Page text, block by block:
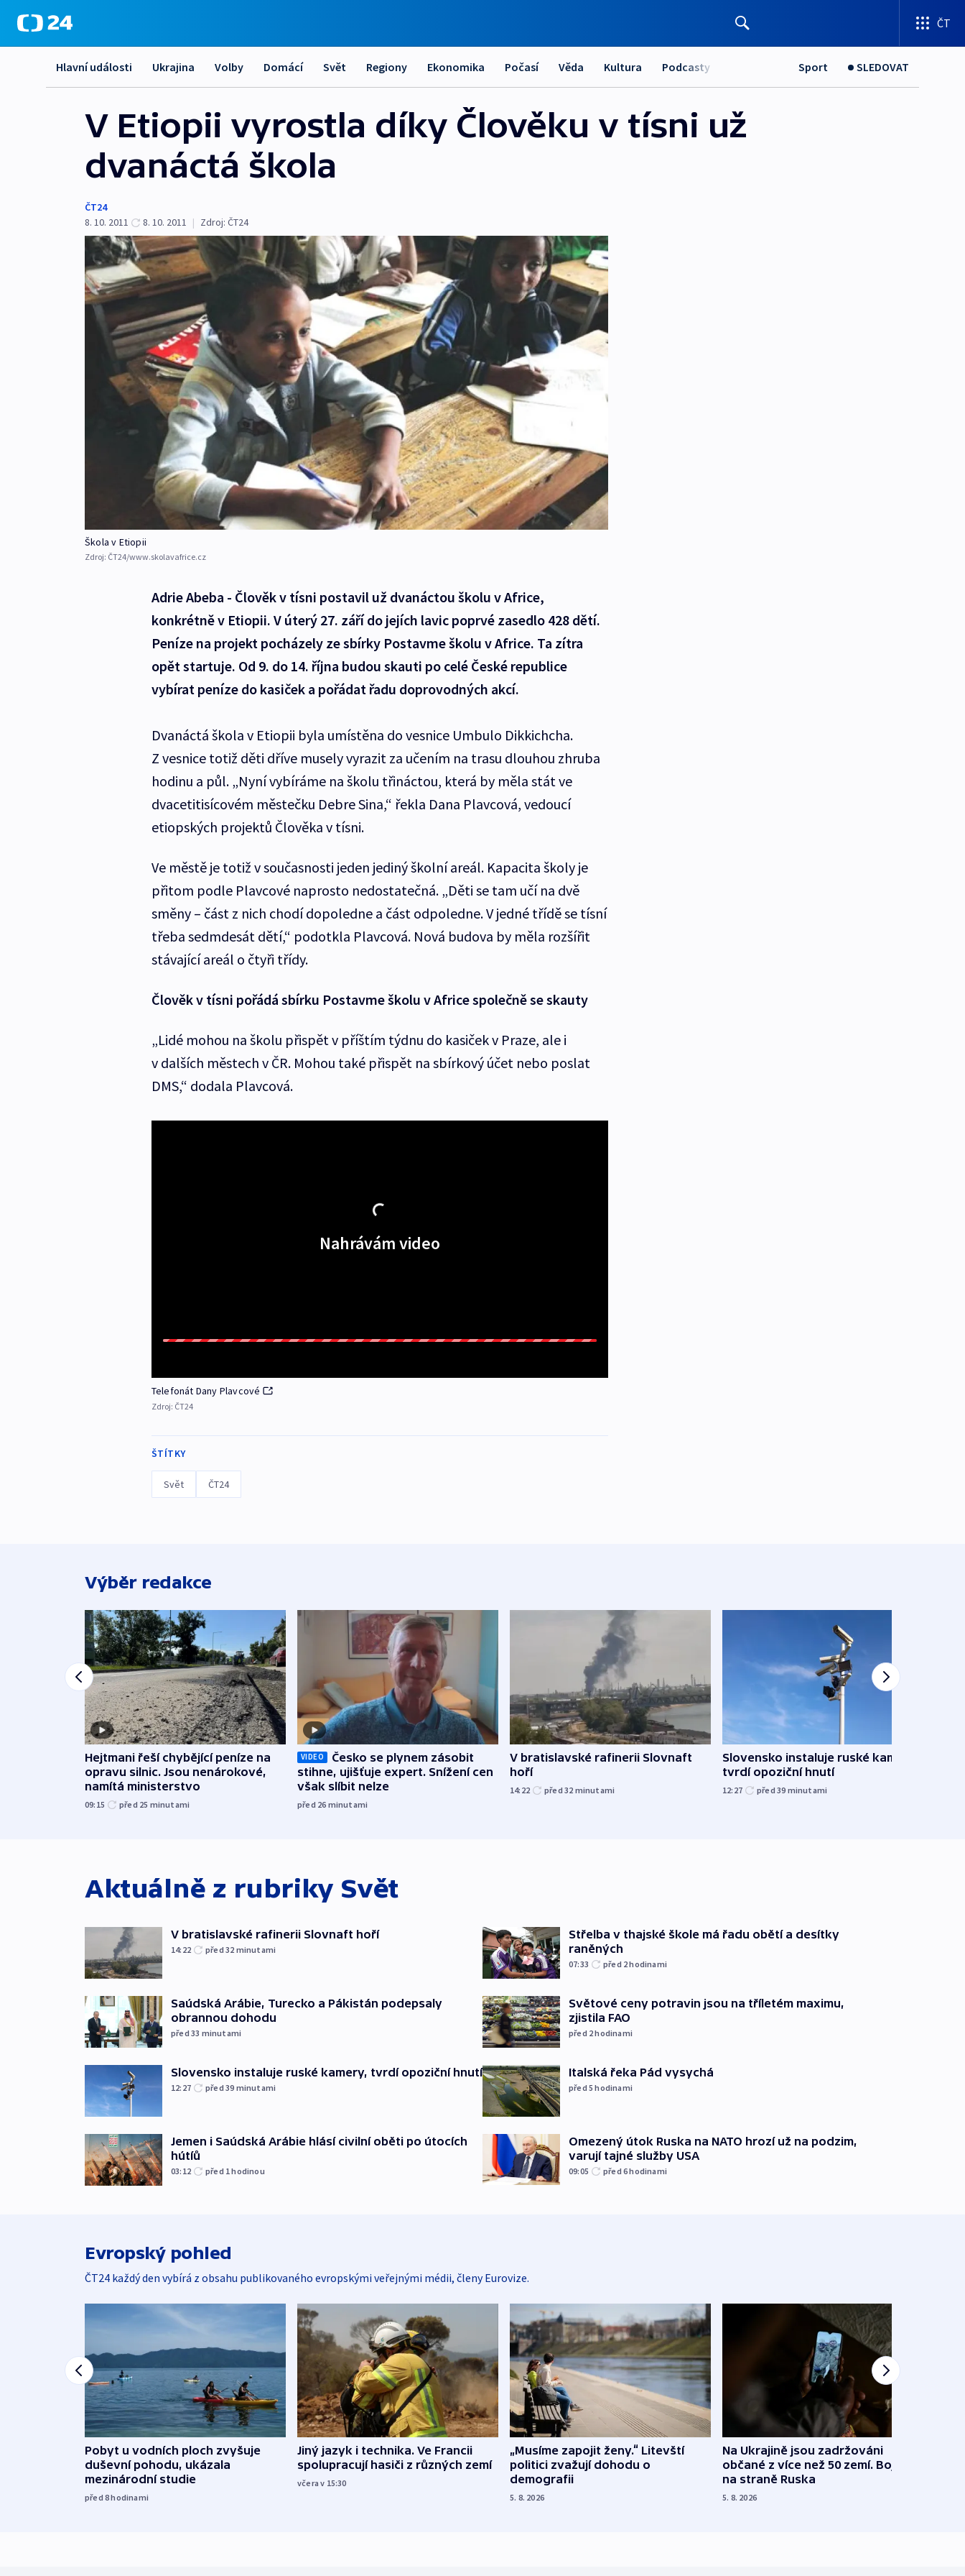
ČT
Hlavní události Ukrajina Volby Domácí Svět Regiony Ekonomika Počasí Věda Kultura Podcasty Sport SLEDOVAT
V Etiopii vyrostla díky Člověku v tísni už
dvanáctá škola
ČT24
8. 10. 2011
8. 10. 2011 | Zdroj: ČT24
Škola v Etiopii
Zdroj: ČT24/www.skolavafrice.cz
Adrie Abeba - Člověk v tísni postavil už dvanáctou školu v Africe,
konkrétně v Etiopii. V úterý 27. září do jejích lavic poprvé zasedlo 428 dětí.
Peníze na projekt pocházely ze sbírky Postavme školu v Africe. Ta zítra
opět startuje. Od 9. do 14. října budou skauti po celé České republice
vybírat peníze do kasiček a pořádat řadu doprovodných akcí.
Dvanáctá škola v Etiopii byla umístěna do vesnice Umbulo Dikkichcha.
Z vesnice totiž děti dříve musely vyrazit za učením na trasu dlouhou zhruba
hodinu a půl. „Nyní vybíráme na školu třináctou, která by měla stát ve
dvacetitisícovém městečku Debre Sina,“ řekla Dana Plavcová, vedoucí
etiopských projektů Člověka v tísni.
Ve městě je totiž v současnosti jeden jediný školní areál. Kapacita školy je
přitom podle Plavcové naprosto nedostatečná. „Děti se tam učí na dvě
směny – část z nich chodí dopoledne a část odpoledne. V jedné třídě se tísní
třeba sedmdesát dětí,“ podotkla Plavcová. Nová budova by měla rozšířit
stávající areál o čtyři třídy.
Člověk v tísni pořádá sbírku Postavme školu v Africe společně se skauty
„Lidé mohou na školu přispět v příštím týdnu do kasiček v Praze, ale i
v dalších městech v ČR. Mohou také přispět na sbírkový účet nebo poslat
DMS,“ dodala Plavcová.
Nahrávám video
Telefonát Dany Plavcové
Zdroj: ČT24
ŠTÍTKY
Svět ČT24
Výběr redakce
Hejtmani řeší chybějící peníze na
opravu silnic. Jsou nenárokové,
namítá ministerstvo
09:15 před 25 minutami
VIDEO
Česko se plynem zásobit
stihne, ujišťuje expert. Snížení cen
však slíbit nelze
před 26 minutami
V bratislavské rafinerii Slovnaft
hoří
14:22 před 32 minutami
Slovensko instaluje ruské kamery,
tvrdí opoziční hnutí
12:27 před 39 minutami
Aktuálně z rubriky Svět
V bratislavské rafinerii Slovnaft hoří
14:22 před 32 minutami
Saúdská Arábie, Turecko a Pákistán podepsaly
obrannou dohodu
před 33 minutami
Slovensko instaluje ruské kamery, tvrdí opoziční hnutí
12:27 před 39 minutami
Jemen i Saúdská Arábie hlásí civilní oběti po útocích
hútíů
03:12 před 1hodinou
Střelba v thajské škole má řadu obětí a desítky
raněných
07:33 před 2hodinami
Světové ceny potravin jsou na tříletém maximu,
zjistila FAO
před 2hodinami
Italská řeka Pád vysychá
před 5hodinami
Omezený útok Ruska na NATO hrozí už na podzim,
varují tajné služby USA
09:05 před 6hodinami
Evropský pohled
ČT24 každý den vybírá z obsahu publikovaného evropskými veřejnými médii, členy Eurovize.
Pobyt u vodních ploch zvyšuje
duševní pohodu, ukázala
mezinárodní studie
před 8hodinami
Jiný jazyk i technika. Ve Francii
spolupracují hasiči z různých zemí
včera v 15:30
„Musíme zapojit ženy.“ Litevští
politici zvažují dohodu o
demografii
5. 8. 2026
Na Ukrajině jsou zadržováni
občané z více než 50 zemí. Bojovali
na straně Ruska
5. 8. 2026